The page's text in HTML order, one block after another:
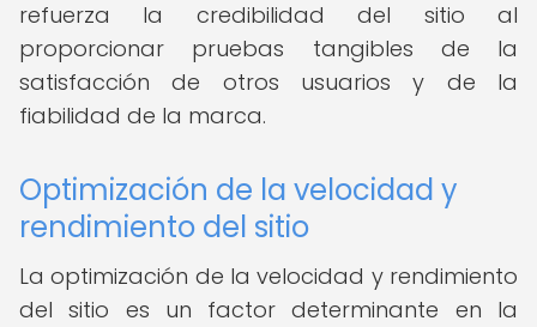
refuerza la credibilidad del sitio al
proporcionar pruebas tangibles de la
satisfacción de otros usuarios y de la
fiabilidad de la marca.
Optimización de la velocidad y
rendimiento del sitio
La optimización de la velocidad y rendimiento
del sitio es un factor determinante en la